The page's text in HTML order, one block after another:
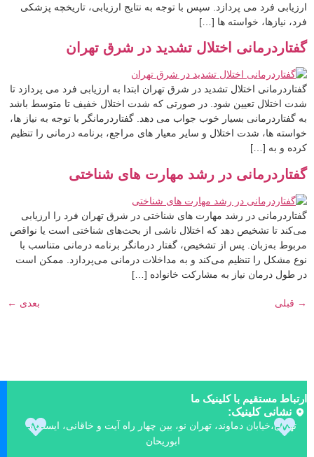
ارزیابی فرد می پردازد. سپس با توجه به نتایج ارزیابی، تاریخچه پزشکی
فرد، نیازها، خواسته ها […]
گفتاردرمانی اختلال تشدید در شرق تهران
گفتاردرمانی اختلال تشدید در شرق تهران ابتدا به ارزیابی فرد می پردازد تا
شدت اختلال تعیین شود. در صورتی که شدت اختلال خفیف تا متوسط باشد
به گفتاردرمانی بسیار خوب جواب می دهد. گفتاردرمانگر با توجه به نیاز ها،
خواسته ها، شدت اختلال و سایر معیار های مراجع، برنامه درمانی را تنظیم
کرده و به […]
گفتاردرمانی در رشد مهارت های شناختی
گفتاردرمانی در رشد مهارت های شناختی در شرق تهران فرد را ارزیابی
می‌کند تا تشخیص دهد که اختلال ناشی از بحث‌های شناختی است یا نواقص
مربوط به‌زبان. پس از تشخیص، گفتار درمانگر برنامه درمانی متناسب با
نوع مشکل را تنظیم می‌کند و به مداخلات درمانی می‌پردازد. ممکن است
در طول درمان نیاز به مشارکت خانواده […]
→ قبلی بعدی ←
ارتباط مستقیم با کلینیک ما
نشانی کلینیک:
تهران،خیابان دماوند، تهران نو، بین چهار راه آیت و خاقانی، ایستگاه
ابوریحان